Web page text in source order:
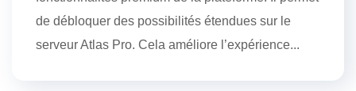
de débloquer des possibilités étendues sur le
serveur Atlas Pro. Cela améliore l’expérience...